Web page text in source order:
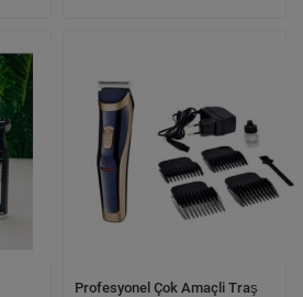
Profesyonel Çok Amaçli Traş